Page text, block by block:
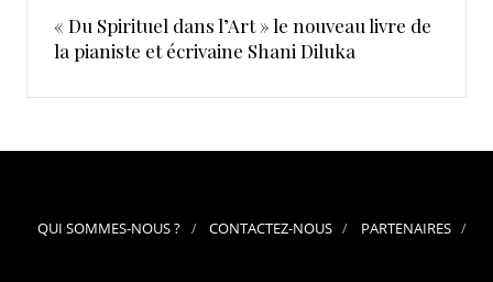
« Du Spirituel dans l’Art » le nouveau livre de
la pianiste et écrivaine Shani Diluka
QUI SOMMES-NOUS ? CONTACTEZ-NOUS PARTENAIRES